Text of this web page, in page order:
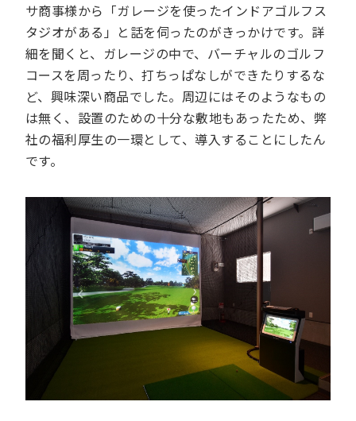
サ商事様から「ガレージを使ったインドアゴルフス
タジオがある」と話を伺ったのがきっかけです。詳
細を聞くと、ガレージの中で、バーチャルのゴルフ
コースを周ったり、打ちっぱなしができたりするな
ど、興味深い商品でした。周辺にはそのようなもの
は無く、設置のための十分な敷地もあったため、弊
社の福利厚生の一環として、導入することにしたん
です。